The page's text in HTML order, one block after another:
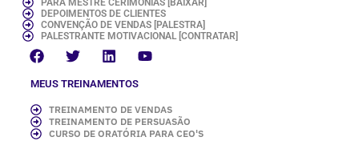
PARA MESTRE CERIMÔNIAS [BAIXAR]
DEPOIMENTOS DE CLIENTES
CONVENÇÃO DE VENDAS [PALESTRA]
PALESTRANTE MOTIVACIONAL [CONTRATAR]
MEUS TREINAMENTOS
TREINAMENTO DE VENDAS
TREINAMENTO DE PERSUASÃO
CURSO DE ORATÓRIA PARA CEO'S